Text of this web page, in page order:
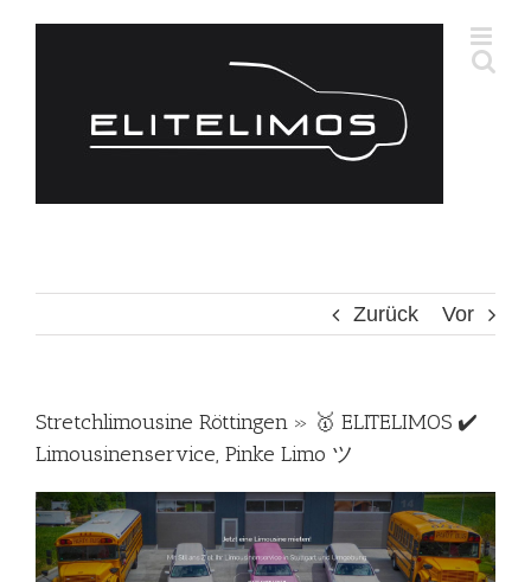
Zurück Vor
Stretchlimousine Röttingen » 🥇 ELITELIMOS ✔️
Limousinenservice, Pinke Limo ツ